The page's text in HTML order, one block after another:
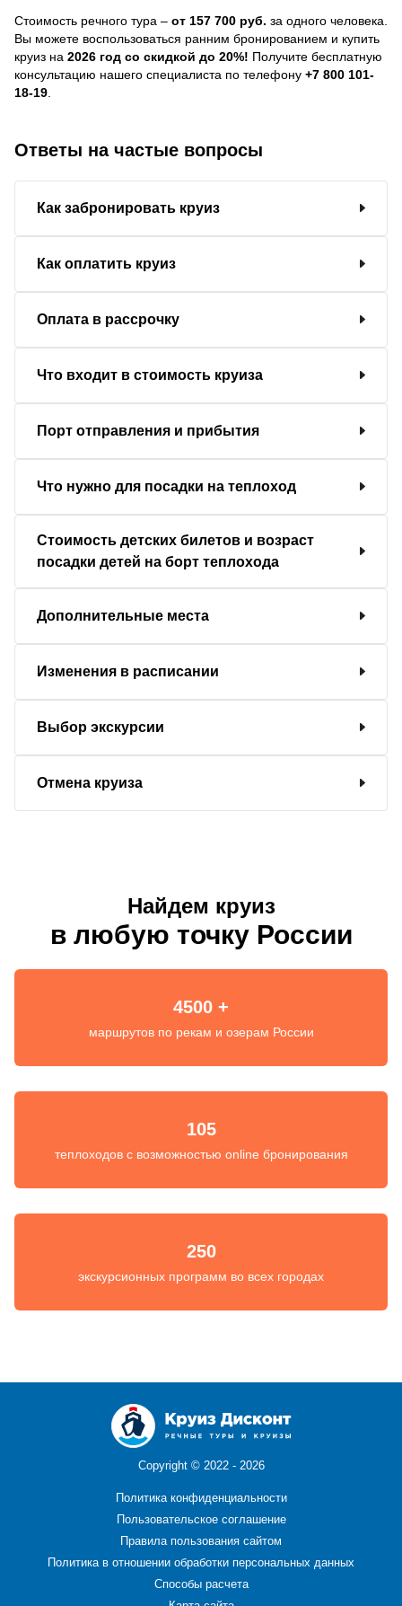
Стоимость речного тура – от 157 700 руб. за одного человека.
Вы можете воспользоваться ранним бронированием и купить
круиз на 2026 год со скидкой до 20%! Получите бесплатную
консультацию нашего специалиста по телефону +7 800 101-
18-19
Ответы на частые вопросы
Как забронировать круиз
Как оплатить круиз
Оплата в рассрочку
Что входит в стоимость круиза
Порт отправления и прибытия
Что нужно для посадки на теплоход
Стоимость детских билетов и возраст
посадки детей на борт теплохода
Дополнительные места
Изменения в расписании
Выбор экскурсии
Отмена круиза
Найдем круиз
в любую точку России
4500 +
маршрутов по рекам и озерам России
105
теплоходов с возможностью online бронирования
250
экскурсионных программ во всех городах
Copyright © 2022 - 2026
Политика конфиденциальности
Пользовательское соглашение
Правила пользования сайтом
Политика в отношении обработки персональных данных
Способы расчета